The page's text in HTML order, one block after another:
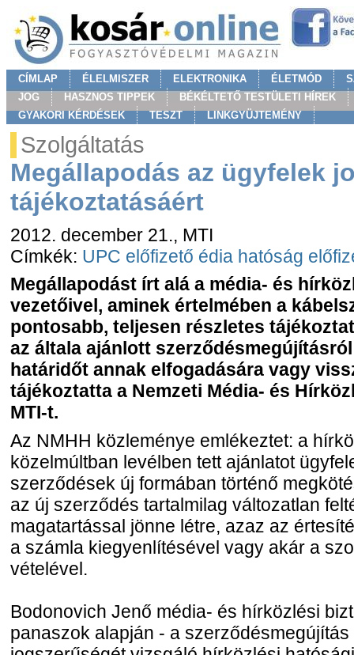
CÍMLAP ÉLELMISZER ELEKTRONIKA ÉLETMÓD
JOG
HASZNOS TIPPEK
BÉKÉLTETŐ TESTÜLETI HÍREK
GYAKORI KÉRDÉSEK
TESZT LINKGYÜJTEMÉNY
Szolgáltatás
Megállapodás az ügyfelek
tájékoztatásáért
2012. december 21., MTI
Címkék: UPC előfizető édia hatóság
Megállapodást írt alá a média- és
vezetőivel, aminek értelmében a
pontosabb, teljesen részletes
az általa ajánlott
határidőt annak elfogadására vagy
tájékoztatta a Nemzeti Média- és
MTI-t.
Az NMHH közleménye emlékeztet: a
közelmúltban levélben tett ajánlatot
szerződések új formában történő
az új szerződés tartalmilag változatlan
magatartással jönne létre, azaz az
a számla kiegyenlítésével vagy akár a
vételével.
Bodonovich Jenő média- és hírközlési
panaszok alapján - a